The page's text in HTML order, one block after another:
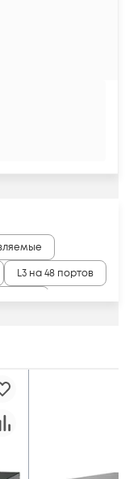
L3 на 48 портов
SFP STP